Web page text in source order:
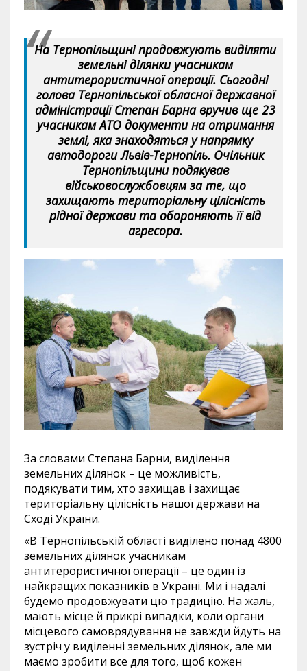
На Тернопільщині продовжують виділяти
земельні ділянки учасникам
антитерористичної операції. Сьогодні
голова Тернопільської обласної державної
адміністрації Степан Барна вручив ще 23
учасникам АТО документи на отримання
землі, яка знаходяться у напрямку
автодороги Львів-Тернопіль. Очільник
Тернопільщини подякував
військовослужбовцям за те, що
захищають територіальну цілісність
рідної держави та обороняють її від
агресора.
За словами Степана Барни, виділення
земельних ділянок – це можливість,
подякувати тим, хто захищав і захищає
територіальну цілісність нашої держави на
Сході України.
«В Тернопільській області виділено понад 4800
земельних ділянок учасникам
антитерористичної операції – це один із
найкращих показників в Україні. Ми і надалі
будемо продовжувати цю традицію. На жаль,
мають місце й прикрі випадки, коли органи
місцевого самоврядування не завжди йдуть на
зустріч у виділенні земельних ділянок, але ми
маємо зробити все для того, щоб кожен